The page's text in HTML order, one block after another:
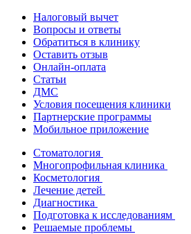
Налоговый вычет
Вопросы и ответы
Обратиться в клинику
Оставить отзыв
Онлайн-оплата
Статьи
ДМС
Условия посещения клиники
Партнерские программы
Мобильное приложение
Стоматология
Многопрофильная клиника
Косметология
Лечение детей
Диагностика
Подготовка к исследованиям
Решаемые проблемы